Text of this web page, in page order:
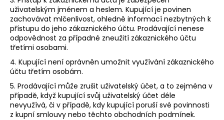
uživatelským jménem a heslem. Kupující je povinen
zachovávat mlčenlivost, ohledně informací nezbytných k
přístupu do jeho zákaznického účtu. Prodávající nenese
odpovědnost za případné zneužití zákaznického účtu
třetími osobami.
4. Kupující není oprávněn umožnit využívání zákaznického
účtu třetím osobám.
5. Prodávající může zrušit uživatelský účet, a to zejména v
případě, když kupující svůj uživatelský účet déle
nevyužívá, či v případě, kdy kupující poruší své povinnosti
z kupní smlouvy nebo těchto obchodních podmínek.